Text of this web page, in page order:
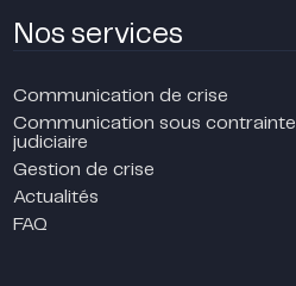
Nos services
Communication de crise
Communication sous contrainte
judiciaire
Gestion de crise
Actualités
FAQ